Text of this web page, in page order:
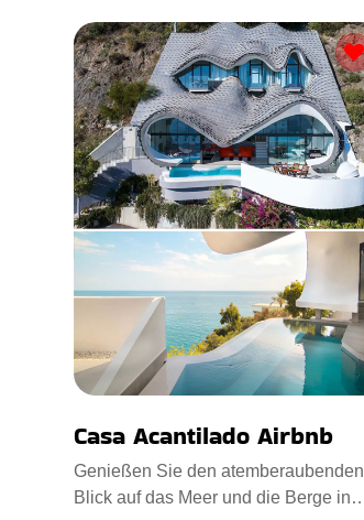
Casa Acantilado Airbnb
Genießen Sie den atemberaubenden
Blick auf das Meer und die Berge in